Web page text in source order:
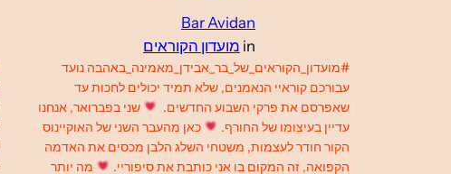
Bar Avidan
in מועדון הקוראים
#מועדון_הקוראים_של_בר_אבידן_מאמינה_באהבה נועד
עבורכם קוראיי הנאמנים, שלא תמיד יכולים לחכות עד
שאפרסם את פרקי השבוע החדשים.
שני בפברואר, אנחנו
עדיין בעיצומו של החורף.
כאן מהעבר השני של האוקיינוס
הקור חודר לעצמות, משטחי השלג הלבן מכסים את האדמה
הקפואה, זה המקום בו אני כותבת את סיפוריי.
מה יותר